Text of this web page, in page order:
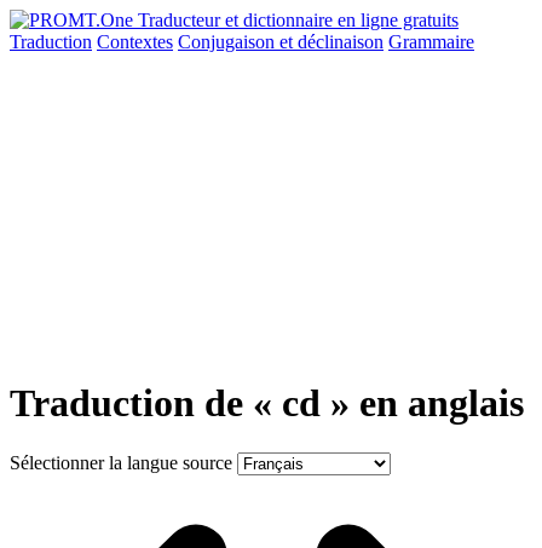
Traduction Contextes Conjugaison et déclinaison Grammaire
Traduction de « cd » en anglais
Sélectionner la langue source